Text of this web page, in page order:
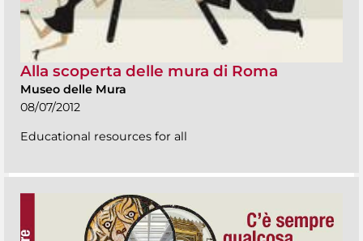
Alla scoperta delle mura di Roma
Museo delle Mura
08/07/2012
Educational resources for all